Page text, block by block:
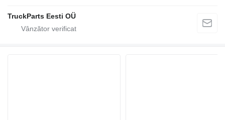
TruckParts Eesti OÜ